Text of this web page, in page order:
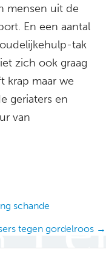
mensen uit de
En een aantal
tak
zich ook graag
krap maar we
geriaters en
van
schande
tegen gordelroos →